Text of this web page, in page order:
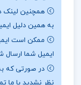
نقد کتاب مقاله
پیمان کاری
نگاهی بیاندازیم
حسابداری پیمان
پیمان‌کاری
همچنین لینک
به همین دلیل
ایمیل شما ارسال
در صورتی که
نظر نشدید با ما